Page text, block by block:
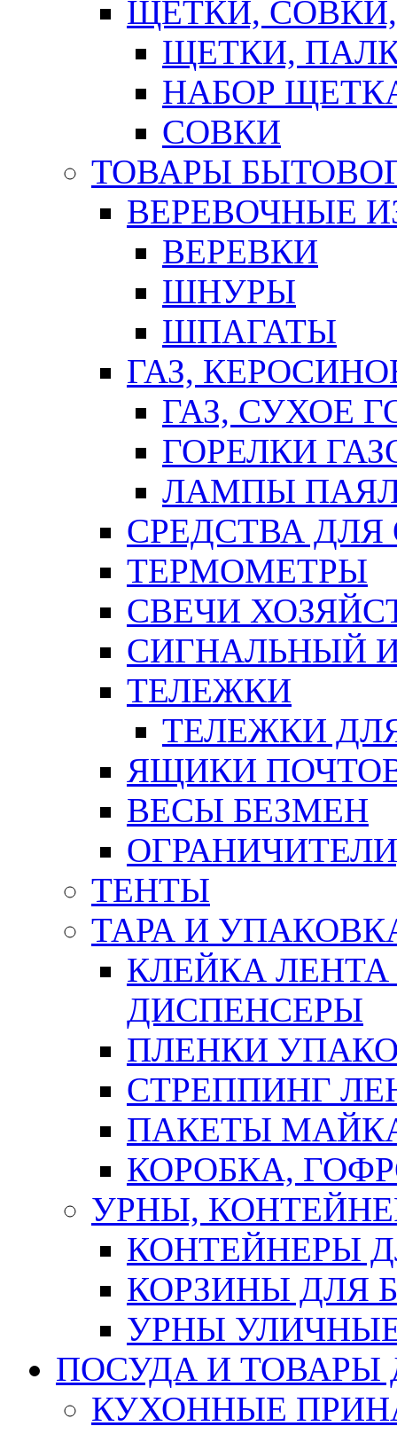
ЩЕТКИ,
ЩЕТКИ,
НАБОР
СОВКИ
ТОВАРЫ
ВЕРЕВОЧНЫЕ
ВЕРЕВКИ
ШНУРЫ
ШПАГАТЫ
ГАЗ,
ГАЗ, СУХОЕ
ГОРЕЛКИ
ЛАМПЫ
СРЕДСТВА
ТЕРМОМЕТРЫ
СВЕЧИ
СИГНАЛЬНЫЙ
ТЕЛЕЖКИ
ТЕЛЕЖКИ
ЯЩИКИ
ВЕСЫ БЕЗМЕН
ТЕНТЫ
ТАРА И
КЛЕЙКА
ДИСПЕНСЕРЫ
ПЛЕНКИ
СТРЕППИНГ
ПАКЕТЫ
КОРОБКА,
УРНЫ,
КОНТЕЙНЕРЫ
КОРЗИНЫ ДЛЯ
УРНЫ
ПОСУДА И ТОВАРЫ
КУХОННЫЕ